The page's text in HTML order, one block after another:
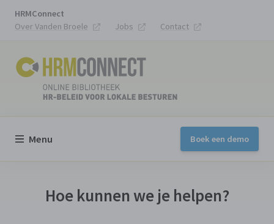
HRMConnect
Over Vanden Broele
Jobs Contact
Menu Boek een demo
Hoe kunnen we je helpen?